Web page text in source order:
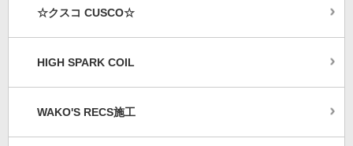
☆クスコ CUSCO☆
HIGH SPARK COIL
WAKO'S RECS施工